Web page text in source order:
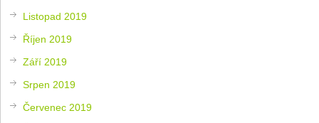
Listopad 2019
Říjen 2019
Září 2019
Srpen 2019
Červenec 2019